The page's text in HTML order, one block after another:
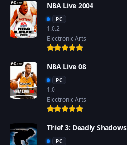
NBA Live 2004
PC
1.0.2
Electronic Arts
NBA Live 08
PC
1.0
Electronic Arts
Thief 3: Deadly Shadows
PC